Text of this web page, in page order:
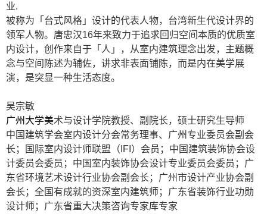
业.
被称为「台式风格」设计的代表人物，台湾新生代设计界的
领军人物。唐忠汉16年来致力于追求回归空间本质的优质室
内设计，创作来自于「人」，从室内建筑理念出发，主题概
念与空间陈述为辅佐，讲求非表面铺陈，而是内在美学展
演，是突显一种生活态度。
吴宗敏
广州大学美术与设计学院教授、副院长，硕士研究生导师
中国建筑学会室内设计分会常务理事、广州专业委员会副会
长；国际室内设计师联盟（ IFI ）会员；中国建筑装饰协会设
计委员会委员；中国室内装饰协会设计专业委员会委员；广
东省环境艺术设计行业协会副会长；广州市设计产业协会副
会长；全国有成就的资深室内建筑师；广东省装饰行业功勋
设计师；广东省重大决策咨询专家库专家